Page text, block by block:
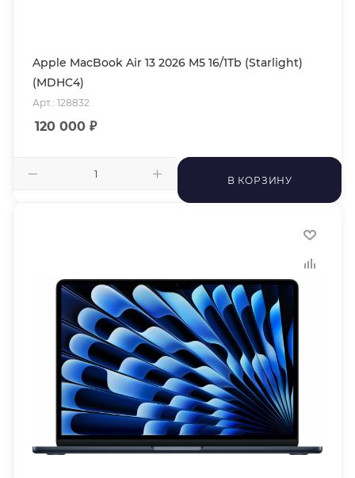
Apple MacBook Air 13 2026 M5 16/1Tb (Starlight)
(MDHC4)
Арт.: 128832
120 000 ₽
В КОРЗИНУ